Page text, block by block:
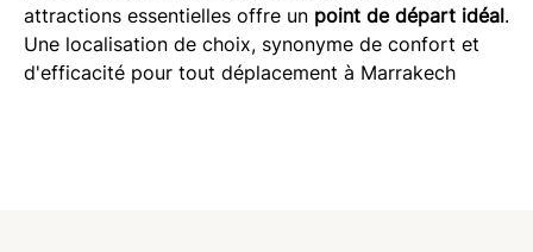
attractions essentielles offre un point de départ idéal.
Une localisation de choix, synonyme de confort et
d'efficacité pour tout déplacement à Marrakech